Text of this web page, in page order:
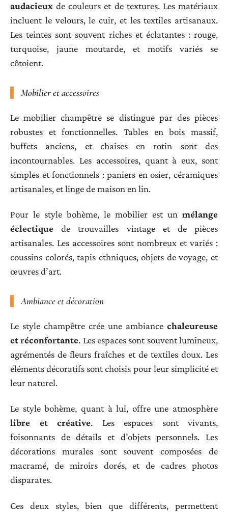
audacieux de couleurs et de textures. Les matériaux
incluent le velours, le cuir, et les textiles artisanaux.
Les teintes sont souvent riches et éclatantes : rouge,
turquoise, jaune moutarde, et motifs variés se
côtoient.
Mobilier et accessoires
Le mobilier champêtre se distingue par des pièces
robustes et fonctionnelles. Tables en bois massif,
buffets anciens, et chaises en rotin sont des
incontournables. Les accessoires, quant à eux, sont
simples et fonctionnels : paniers en osier, céramiques
artisanales, et linge de maison en lin.
Pour le style bohème, le mobilier est un mélange
éclectique de trouvailles vintage et de pièces
artisanales. Les accessoires sont nombreux et variés :
coussins colorés, tapis ethniques, objets de voyage, et
œuvres d’art.
Ambiance et décoration
Le style champêtre crée une ambiance chaleureuse
et réconfortante. Les espaces sont souvent lumineux,
agrémentés de fleurs fraîches et de textiles doux. Les
éléments décoratifs sont choisis pour leur simplicité et
leur naturel.
Le style bohème, quant à lui, offre une atmosphère
libre et créative. Les espaces sont vivants,
foisonnants de détails et d’objets personnels. Les
décorations murales sont souvent composées de
macramé, de miroirs dorés, et de cadres photos
disparates.
Ces deux styles, bien que différents, permettent